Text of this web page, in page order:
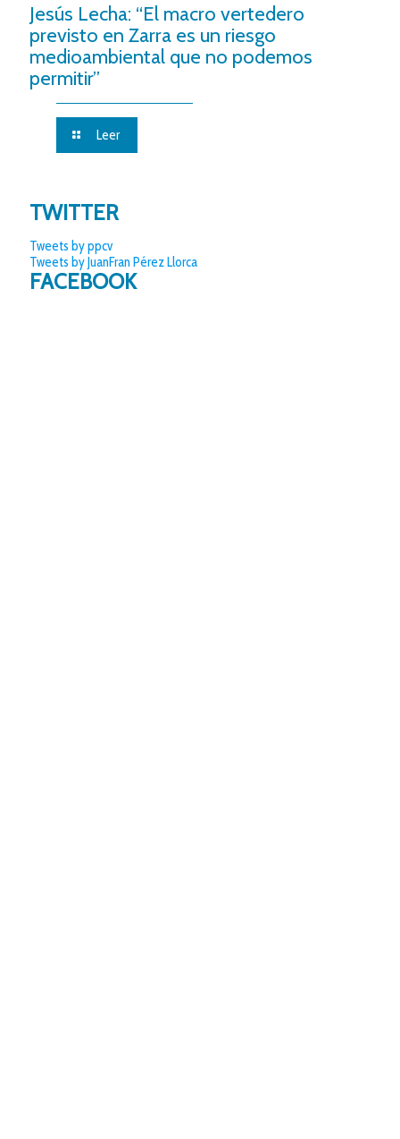
Jesús Lecha: “El macro vertedero
previsto en Zarra es un riesgo
medioambiental que no podemos
permitir”
Leer
TWITTER
Tweets by ppcv
Tweets by JuanFran Pérez Llorca
FACEBOOK